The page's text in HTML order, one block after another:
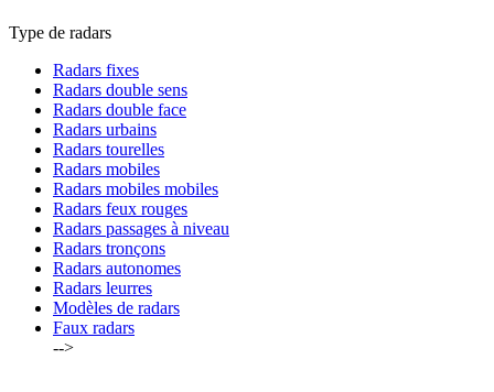
Type de radars
Radars fixes
Radars double sens
Radars double face
Radars urbains
Radars tourelles
Radars mobiles
Radars mobiles mobiles
Radars feux rouges
Radars passages à niveau
Radars tronçons
Radars autonomes
Radars leurres
Modèles de radars
Faux radars
-->